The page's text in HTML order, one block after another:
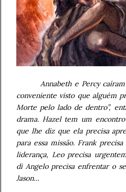
Annabeth e Percy
conveniente visto que alguém
Morte pelo lado de dentro”,
drama. Hazel tem um
que lhe diz que ela precisa
para essa missão. Frank
liderança, Leo precisa
di Angelo precisa enfrentar o
Jason…